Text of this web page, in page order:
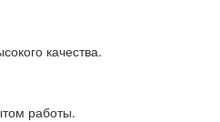
качества.
работы.